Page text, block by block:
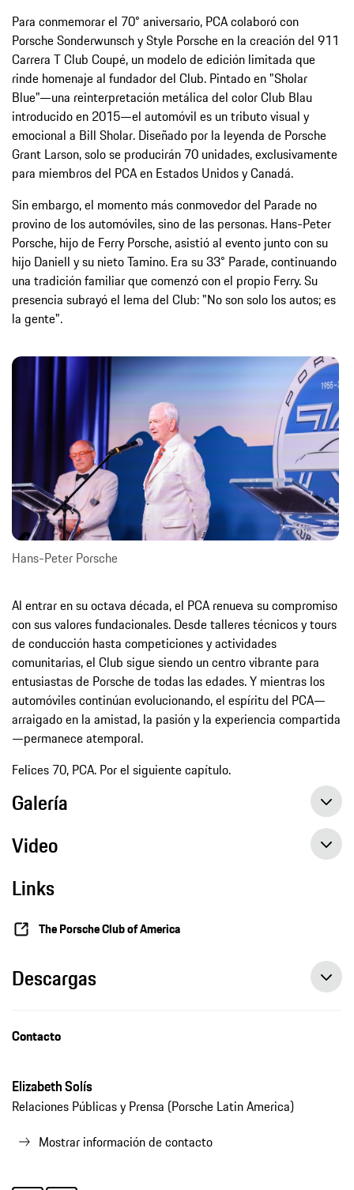
Para conmemorar el 70° aniversario, PCA colaboró con
Porsche Sonderwunsch y Style Porsche en la creación del 911
Carrera T Club Coupé, un modelo de edición limitada que
rinde homenaje al fundador del Club. Pintado en "Sholar
Blue"—una reinterpretación metálica del color Club Blau
introducido en 2015—el automóvil es un tributo visual y
emocional a Bill Sholar. Diseñado por la leyenda de Porsche
Grant Larson, solo se producirán 70 unidades, exclusivamente
para miembros del PCA en Estados Unidos y Canadá.
Sin embargo, el momento más conmovedor del Parade no
provino de los automóviles, sino de las personas. Hans-Peter
Porsche, hijo de Ferry Porsche, asistió al evento junto con su
hijo Daniell y su nieto Tamino. Era su 33° Parade, continuando
una tradición familiar que comenzó con el propio Ferry. Su
presencia subrayó el lema del Club: "No son solo los autos; es
la gente".
Hans-Peter Porsche
Al entrar en su octava década, el PCA renueva su compromiso
con sus valores fundacionales. Desde talleres técnicos y tours
de conducción hasta competiciones y actividades
comunitarias, el Club sigue siendo un centro vibrante para
entusiastas de Porsche de todas las edades. Y mientras los
automóviles continúan evolucionando, el espíritu del PCA—
arraigado en la amistad, la pasión y la experiencia compartida
—permanece atemporal.
Felices 70, PCA. Por el siguiente capítulo.
Galería
Video
Links
The Porsche Club of America
Descargas
Contacto
Elizabeth Solís
Relaciones Públicas y Prensa (Porsche Latin America)
Mostrar información de contacto